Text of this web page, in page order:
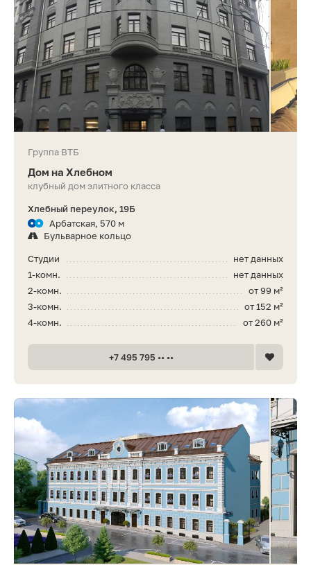
Группа ВТБ
Дом на Хлебном
клубный дом элитного класса
Хлебный переулок, 19Б
Арбатская, 570 м
Бульварное кольцо
нет данных
Студии
нет данных
1-комн.
от 99 м²
2-комн.
от 152 м²
3-комн.
от 260 м²
4-комн.
+7 495 795 •• ••